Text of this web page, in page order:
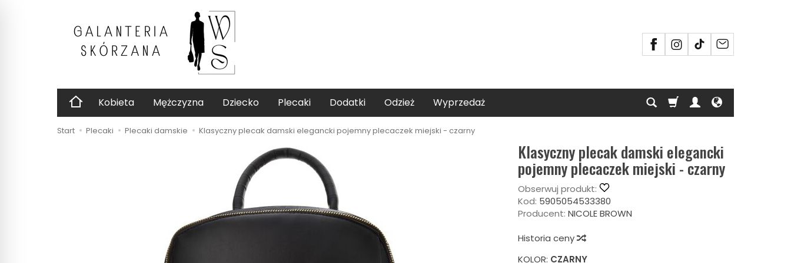
Kobieta Mężczyzna Dziecko Plecaki Dodatki Odzież Wyprzedaż
Start Plecaki Plecaki damskie Klasyczny plecak damski elegancki pojemny plecaczek miejski - czarny
Klasyczny plecak damski elegancki
pojemny plecaczek miejski - czarny
Obserwuj produkt:
Kod: 5905054533380
Producent: NICOLE BROWN
Historia ceny
KOLOR: CZARNY